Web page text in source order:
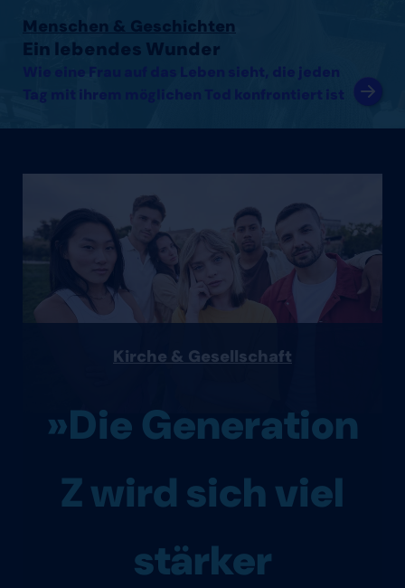
Menschen & Geschichten
Ein lebendes Wunder
Wie eine Frau auf das Leben sieht, die jeden
Tag mit ihrem möglichen Tod konfrontiert ist
Kirche & Gesellschaft
»Die Generation
Z wird sich viel
stärker